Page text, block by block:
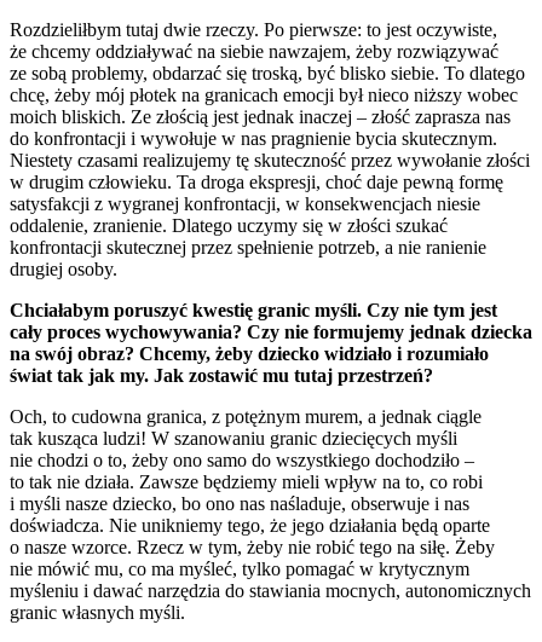
Rozdzieliłbym tutaj dwie rzeczy. Po pierwsze: to jest oczywiste,
że chcemy oddziaływać na siebie nawzajem, żeby rozwiązywać
ze sobą problemy, obdarzać się troską, być blisko siebie. To dlatego
chcę, żeby mój płotek na granicach emocji był nieco niższy wobec
moich bliskich. Ze złością jest jednak inaczej – złość zaprasza nas
do konfrontacji i wywołuje w nas pragnienie bycia skutecznym.
Niestety czasami realizujemy tę skuteczność przez wywołanie złości
w drugim człowieku. Ta droga ekspresji, choć daje pewną formę
satysfakcji z wygranej konfrontacji, w konsekwencjach niesie
oddalenie, zranienie. Dlatego uczymy się w złości szukać
konfrontacji skutecznej przez spełnienie potrzeb, a nie ranienie
drugiej osoby.
Chciałabym poruszyć kwestię granic myśli. Czy nie tym jest
cały proces wychowywania? Czy nie formujemy jednak dziecka
na swój obraz? Chcemy, żeby dziecko widziało i rozumiało
świat tak jak my. Jak zostawić mu tutaj przestrzeń?
Och, to cudowna granica, z potężnym murem, a jednak ciągle
tak kusząca ludzi! W szanowaniu granic dziecięcych myśli
nie chodzi o to, żeby ono samo do wszystkiego dochodziło –
to tak nie działa. Zawsze będziemy mieli wpływ na to, co robi
i myśli nasze dziecko, bo ono nas naśladuje, obserwuje i nas
doświadcza. Nie unikniemy tego, że jego działania będą oparte
o nasze wzorce. Rzecz w tym, żeby nie robić tego na siłę. Żeby
nie mówić mu, co ma myśleć, tylko pomagać w krytycznym
myśleniu i dawać narzędzia do stawiania mocnych, autonomicznych
granic własnych myśli.